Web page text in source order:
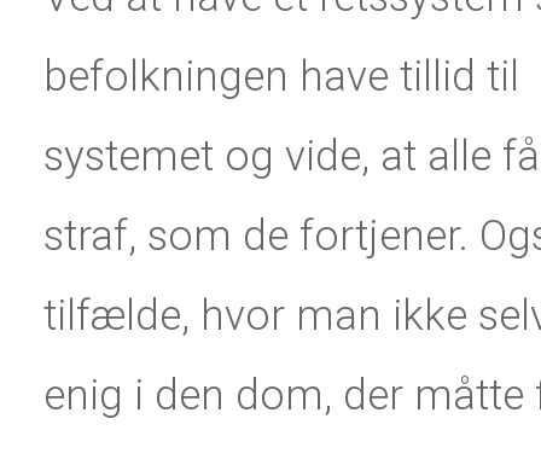
befolkningen have tillid til
systemet og vide, at alle
straf, som de fortjener.
tilfælde, hvor man ikke
enig i den dom, der måtte